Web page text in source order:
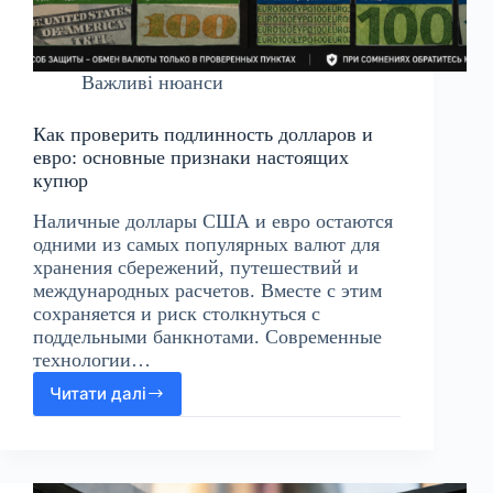
Важливі нюанси
Как проверить подлинность долларов и
евро: основные признаки настоящих
купюр
Наличные доллары США и евро остаются
одними из самых популярных валют для
хранения сбережений, путешествий и
международных расчетов. Вместе с этим
сохраняется и риск столкнуться с
поддельными банкнотами. Современные
технологии…
Читати далі
Как
проверить
и